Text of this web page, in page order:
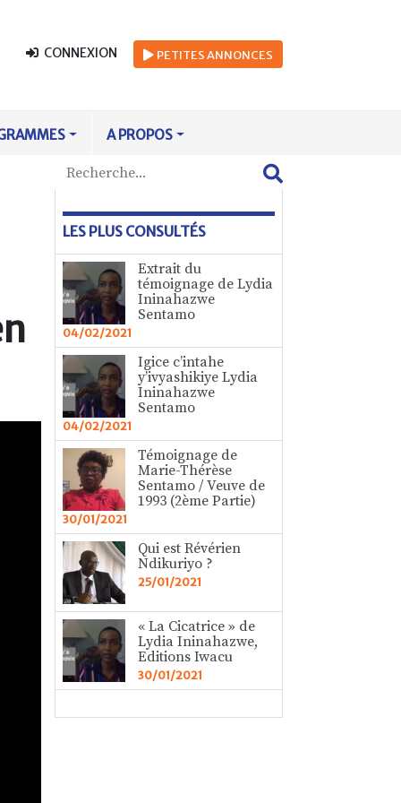
CONNEXION PETITESANNONCES
A PROPOS
LES PLUS CONSULTÉS
Extrait du
témoignage de Lydia
Ininahazwe
Sentamo
04/02/2021
Igice c’intahe
y’ivyashikiye Lydia
Ininahazwe
Sentamo
04/02/2021
Témoignage de
Marie-Thérèse
Sentamo / Veuve de
1993 (2ème Partie)
30/01/2021
Qui est Révérien
Ndikuriyo ?
25/01/2021
« La Cicatrice » de
Lydia Ininahazwe,
Editions Iwacu
30/01/2021